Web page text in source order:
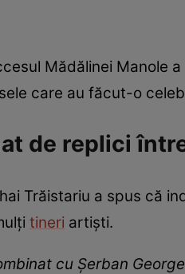
Mădălinei Manole
care au făcut-o
de replici
Trăistariu a spus că
tineri artiști.
cu Șerban